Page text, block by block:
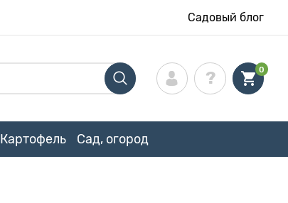
Садовый блог
0
Картофель Сад, огород